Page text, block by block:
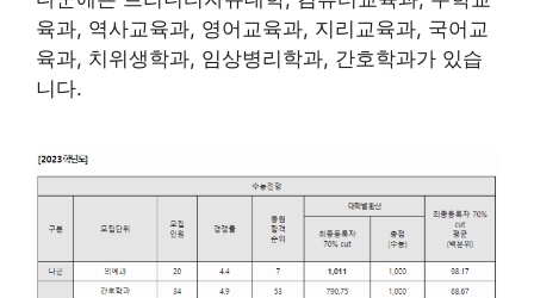
육과, 역사교육과, 영어교육과, 지리교육과, 국어교
육과, 치위생학과, 임상병리학과, 간호학과가 있습
니다.